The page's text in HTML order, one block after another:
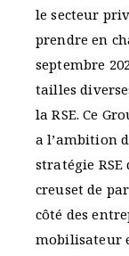
le secteur
prendre en
septembre
tailles
la RSE. Ce
a l’ambition
stratégie RSE
creuset de
côté des
mobilisateur